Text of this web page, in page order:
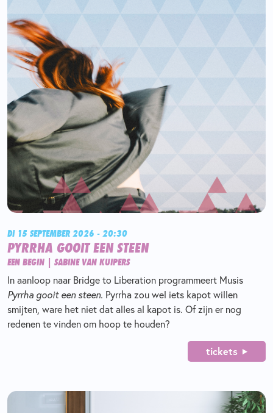
DI 15 SEPTEMBER 2026 - 20:30
PYRRHA GOOIT EEN STEEN
EEN BEGIN | SABINE VAN KUIPERS
In aanloop naar Bridge to Liberation programmeert Musis
Pyrrha gooit een steen. Pyrrha zou wel iets kapot willen
smijten, ware het niet dat alles al kapot is. Of zijn er nog
redenen te vinden om hoop te houden?
tickets